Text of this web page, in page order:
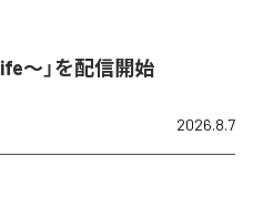
～」を配信開始
2026.8.7